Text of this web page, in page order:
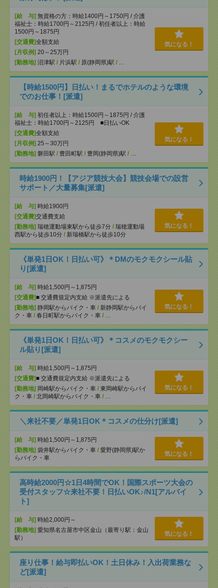
[給 与] 無資格の方：時給1400円～1750円 / 介護
福祉士：時給1700円～2125円 / 初任者以上：時給
1500円～1875円
[交通費]全額支給
[月収例] 20～25万円
[勤務地] 沼津駅 / 片浜駅 / 原(静岡県)駅 / …
気になる！
【時給1500円】日払い！まるでホテルのような環境
でのお仕事！[派遣]
[給 与] 初任者以上：時給1500円～1875円 / 介護
福祉士：時給1700円～2125円 ■日払いOK
[交通費]全額支給
[月収例] 25～30万円
[勤務地] 磐田駅 / 豊田町駅 / 豊岡(静岡県)駅 / …
気になる！
時給1900円！【アジア競技大会】競技会場での設営
サポート／大量募集[派遣]
[給 与] 時給1900円
[交通費]交通費支給
[勤務地] 瑞穂運動場東駅から徒歩7分 / 瑞穂運動場
西駅から徒歩10分 / 新瑞橋駅から徒歩10分
気になる！
《単発1日OK！日払い可》＊DMのモクモクシール貼
り[派遣]
[給 与] 時給1,500円～1,875円
[交通費]■ 交通費規定内支給 ※派遣先による
[勤務地] 静岡駅からバイク・車 / 新静岡駅からバイ
ク・車 / 春日町駅からバイク・車 / …
気になる！
《単発1日OK！日払い可》＊コスメのモクモクシー
ル貼り[派遣]
[給 与] 時給1,500円～1,875円
[交通費]■ 交通費規定内支給 ※派遣先による
[勤務地] 岡崎駅からバイク・車 / 東岡崎駅からバイ
ク・車 / 北岡崎駅からバイク・車 / …
気になる！
＼来社不要／単発1日OK＊コスメの仕分け[派遣]
[給 与] 時給1,500円～1,875円
[勤務地] 袋井駅からバイク・車 / 愛野(静岡県)駅か
らバイク・車
気になる！
高時給2000円☆1日4時間でOK！国際スポーツ大会の
受付スタッフ☆来社不要！日払いOK♪/N1[アルバイ
ト]
[給 与] 時給2,000円～
[勤務地] 愛知県名古屋市中区金山（最寄り駅：金山
駅）
気になる！
座り仕事！給与即払いOK！土日休み！入出荷業務な
ど[派遣]